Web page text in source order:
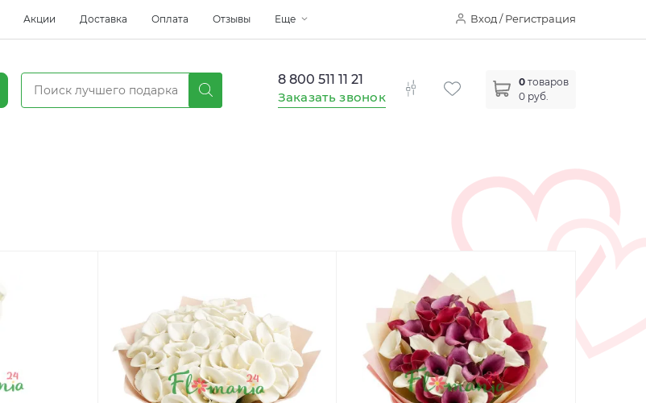
Вход / Регистрация
Акции Доставка Оплата Отзывы Еще
0 товаров
0 руб.
8 800 511 11 21
Заказать звонок